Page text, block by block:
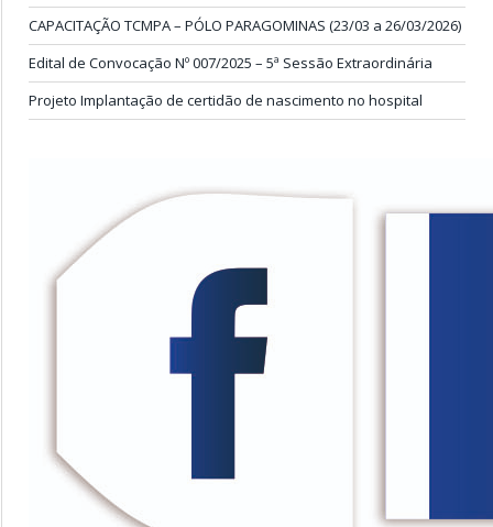
CAPACITAÇÃO TCMPA – PÓLO PARAGOMINAS (23/03 a 26/03/2026)
Edital de Convocação Nº 007/2025 – 5ª Sessão Extraordinária
Projeto Implantação de certidão de nascimento no hospital